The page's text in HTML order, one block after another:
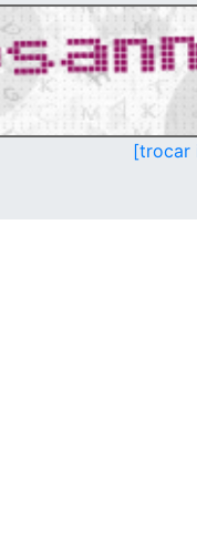
[trocar